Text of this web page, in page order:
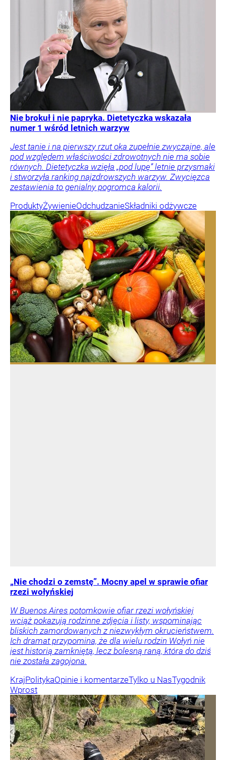
Nie brokuł i nie papryka. Dietetyczka wskazała
numer 1 wśród letnich warzyw
Jest tanie i na pierwszy rzut oka zupełnie zwyczajne, ale
pod względem właściwości zdrowotnych nie ma sobie
równych. Dietetyczka wzięła „pod lupę” letnie przysmaki
i stworzyła ranking najzdrowszych warzyw. Zwycięzca
zestawienia to genialny pogromca kalorii.
ProduktyŻywienieOdchudzanieSkładniki odżywcze
„Nie chodzi o zemstę”. Mocny apel w sprawie ofiar
rzezi wołyńskiej
W Buenos Aires potomkowie ofiar rzezi wołyńskiej
wciąż pokazują rodzinne zdjęcia i listy, wspominając
bliskich zamordowanych z niezwykłym okrucieństwem.
Ich dramat przypomina, że dla wielu rodzin Wołyń nie
jest historią zamkniętą, lecz bolesną raną, która do dziś
nie została zagojona.
KrajPolitykaOpinie i komentarzeTylko u NasTygodnik
Wprost